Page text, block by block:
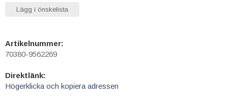
Lägg i önskelista
Artikelnummer:
70380-9562269
Direktlänk:
Högerklicka och kopiera adressen